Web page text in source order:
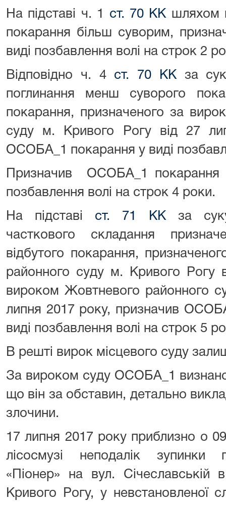
На підставі ч. 1 ст. 70 ККшляхом
покарання більш суворим,
виді позбавлення волі на строк 2
Відповідно ч. 4 ст. 70 ККза
поглинання менш суворого
покарання, призначеного за
суду м. Кривого Рогу від 27
ОСОБА_1 покарання у виді
Призначив ОСОБА_1
позбавлення волі на строк 4 роки.
На підставі ст. 71 ККза
часткового складання
відбутого покарання,
районного суду м. Кривого Рогу
вироком Жовтневого районного
липня 2017 року, призначив
виді позбавлення волі на строк 5
В решті вирок місцевого суду
За вироком суду ОСОБА_1
що він за обставин, детально
злочини.
17 липня 2017 року приблизно о
лісосмузі неподалік зупинки
«Піонер» на вул.
Кривого Рогу, у